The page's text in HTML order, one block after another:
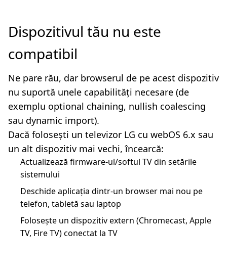
Dispozitivul tău nu este
compatibil
Ne pare rău, dar browserul de pe acest dispozitiv
nu suportă unele capabilități necesare (de
exemplu optional chaining, nullish coalescing
sau dynamic import).
Dacă folosești un televizor LG cu webOS 6.x sau
un alt dispozitiv mai vechi, încearcă:
Actualizează firmware-ul/softul TV din setările
sistemului
Deschide aplicația dintr-un browser mai nou pe
telefon, tabletă sau laptop
Folosește un dispozitiv extern (Chromecast, Apple
TV, Fire TV) conectat la TV